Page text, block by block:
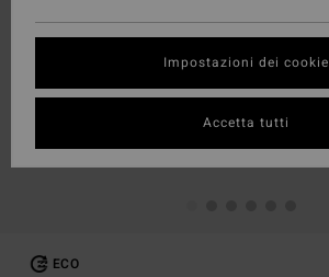
ECO
Impostazioni dei cookie
Accetta tutti